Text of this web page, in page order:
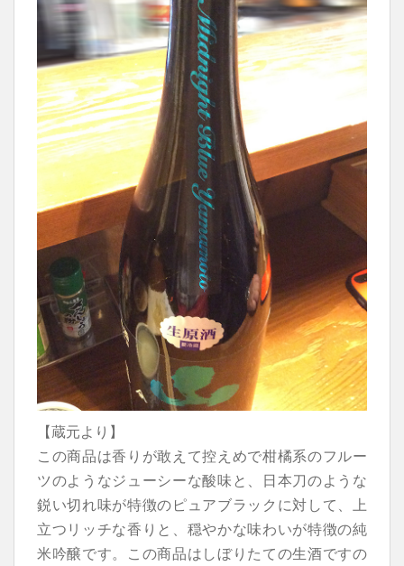
【蔵元より】
この商品は香りが敢えて控えめで柑橘系のフルー
ツのようなジューシーな酸味と、日本刀のような
鋭い切れ味が特徴のピュアブラックに対して、上
立つリッチな香りと、穏やかな味わいが特徴の純
米吟醸です。この商品はしぼりたての生酒ですの